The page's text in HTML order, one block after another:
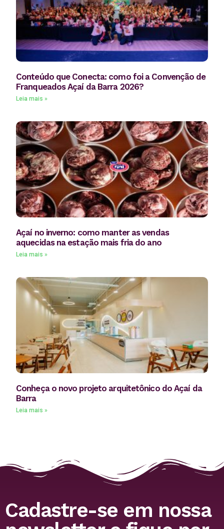
Conteúdo que Conecta: como foi a Convenção de
Franqueados Açaí da Barra 2026?
Leia mais »
Açaí no inverno: como manter as vendas
aquecidas na estação mais fria do ano
Leia mais »
Conheça o novo projeto arquitetônico do Açaí da
Barra
Leia mais »
Cadastre-se em nossa